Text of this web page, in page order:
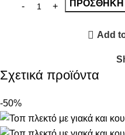
ΠΡΟΣΘΉΚΗ
Add
Σχετικά προϊόντα
-50%